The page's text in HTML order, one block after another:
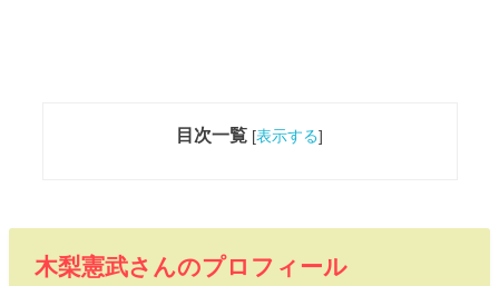
目次一覧 [表示する]
木梨憲武さんのプロフィール